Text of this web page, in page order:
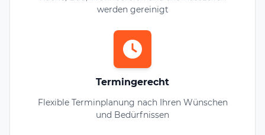
werden gereinigt
Termingerecht
Flexible Terminplanung nach Ihren Wünschen
und Bedürfnissen